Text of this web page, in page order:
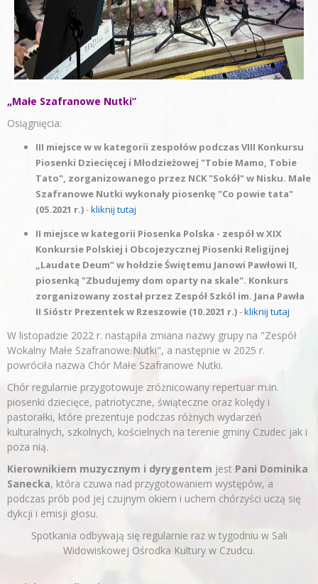
„Małe Szafranowe Nutki”
Osiągnięcia:
III miejsce w w kategorii zespołów podczas VIII Konkursu
Piosenki Dziecięcej i Młodzieżowej "Tobie Mamo, Tobie
Tato", zorganizowanego przez NCK "Sokół" w Nisku. Małe
Szafranowe Nutki wykonały piosenkę "Co powie tata"
(05.2021 r.)-kliknij tutaj
II miejsce w kategorii Piosenka Polska - zespół w XIX
Konkursie Polskiej i Obcojezycznej Piosenki Religijnej
„Laudate Deum” w hołdzie Świętemu Janowi Pawłowi II,
piosenką "Zbudujemy dom oparty na skale". Konkurs
zorganizowany został przez Zespół Szkól im. Jana Pawła
II Sióstr Prezentek w Rzeszowie (10.2021 r.)-kliknij tutaj
W listopadzie 2022 r. nastąpiła zmiana nazwy grupy na "Zespół
Wokalny Małe Szafranowe Nutki", a następnie w 2025 r.
powróciła nazwa Chór Małe Szafranowe Nutki.
Chór regularnie przygotowuje zróżnicowany repertuar m.in.
piosenki dziecięce, patriotyczne, świąteczne oraz kolędy i
pastorałki, które prezentuje podczas różnych wydarzeń
kulturalnych, szkolnych, kościelnych na terenie gminy Czudec jak i
poza nią.
Kierownikiem muzycznym i dyrygentem jest Pani Dominika
Sanecka, która czuwa nad przygotowaniem występów, a
podczas prób pod jej czujnym okiem i uchem chórzyści uczą się
dykcji i emisji głosu.
Spotkania odbywają się regularnie raz w tygodniu w Sali
Widowiskowej Ośrodka Kultury w Czudcu.